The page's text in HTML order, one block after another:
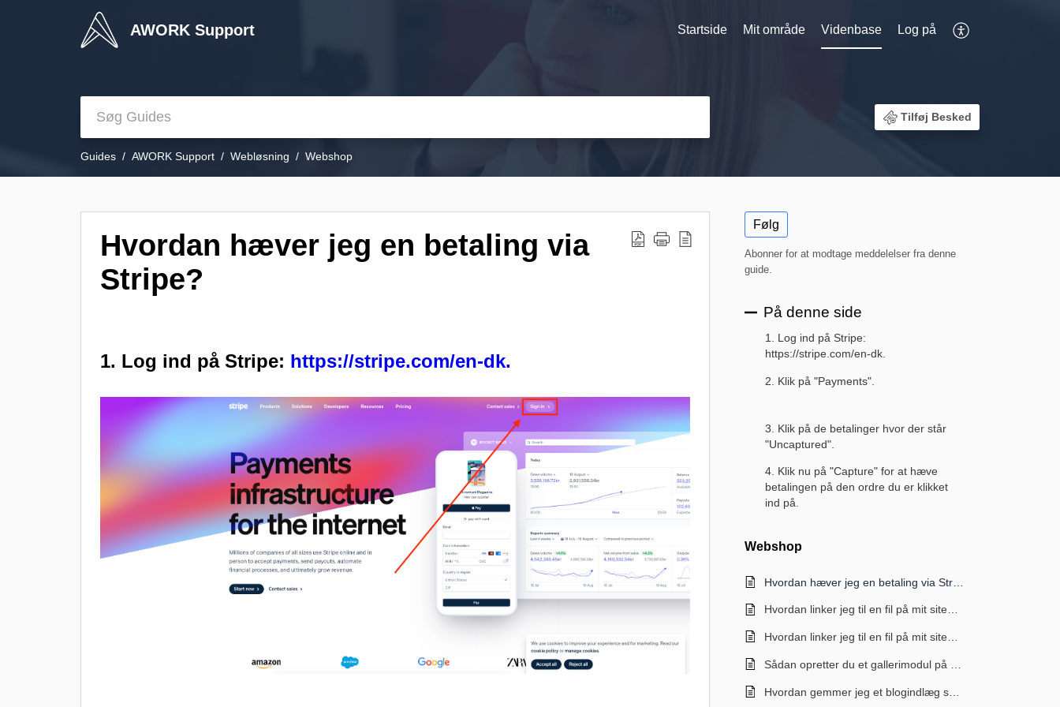
AWORK Support Startside Mit område Videnbase Log på
Tilføj Besked
Guides AWORK Support Webløsning Webshop
Hvordan hæver jeg en betaling via
Stripe?
1. Log ind på Stripe: https://stripe.com/en-dk.
Følg
Abonner for at modtage meddelelser fra denne
guide.
På denne side
1. Log ind på Stripe:
https://stripe.com/en-dk.
2. Klik på "Payments".
3. Klik på de betalinger hvor der står
"Uncaptured".
4. Klik nu på "Capture" for at hæve
betalingen på den ordre du er klikket
ind på.
Webshop
Hvordan linker jeg til en fil på mit site? Divi
Hvordan linker jeg til en fil på mit site? Divi